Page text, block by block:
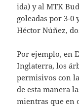
ida) y al MTK
goleadas por 3-0
Héctor Núñez,
Por ejemplo, en
Inglaterra, los
permisivos con
de esta manera
mientras que en